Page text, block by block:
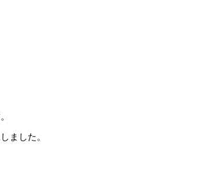
ました。